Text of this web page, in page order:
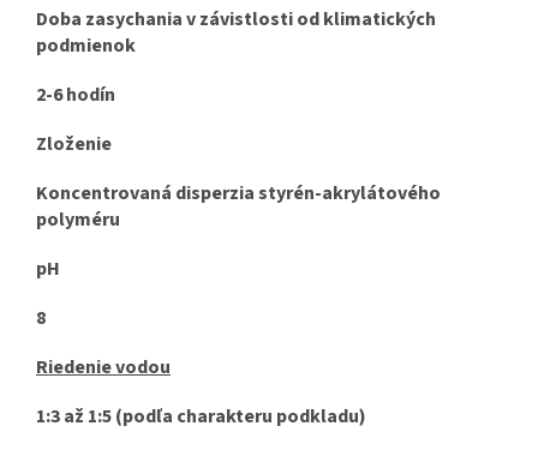
Doba zasychania v závistlosti od klimatických
podmienok
2-6 hodín
Zloženie
Koncentrovaná disperzia styrén-akrylátového
polyméru
pH
8
Riedenie vodou
1:3 až 1:5 (podľa charakteru podkladu)